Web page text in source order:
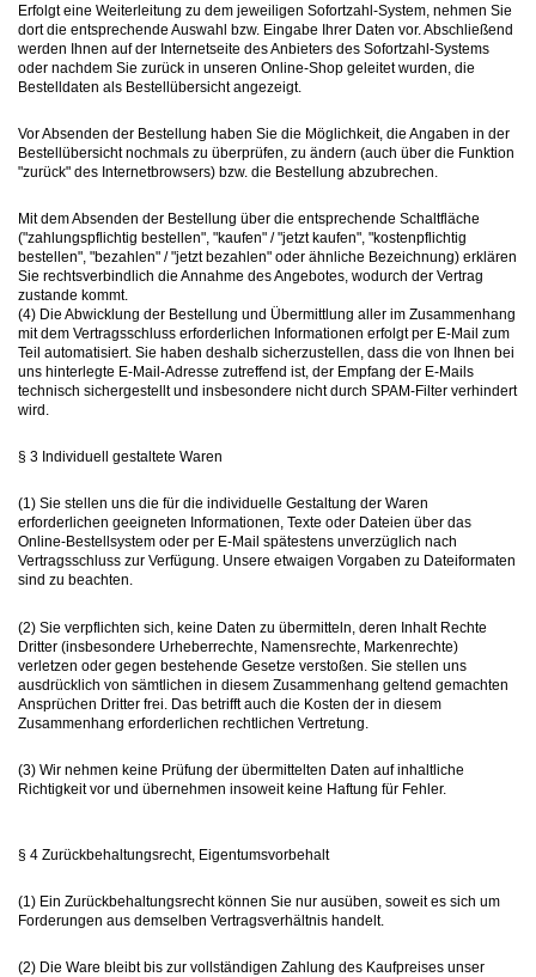
Erfolgt eine Weiterleitung zu dem jeweiligen Sofortzahl-System, nehmen Sie
dort die entsprechende Auswahl bzw. Eingabe Ihrer Daten vor. Abschließend
werden Ihnen auf der Internetseite des Anbieters des Sofortzahl-Systems
oder nachdem Sie zurück in unseren Online-Shop geleitet wurden, die
Bestelldaten als Bestellübersicht angezeigt.
Vor Absenden der Bestellung haben Sie die Möglichkeit, die Angaben in der
Bestellübersicht nochmals zu überprüfen, zu ändern (auch über die Funktion
"zurück" des Internetbrowsers) bzw. die Bestellung abzubrechen.
Mit dem Absenden der Bestellung über die entsprechende Schaltfläche
("zahlungspflichtig bestellen", "kaufen" / "jetzt kaufen", "kostenpflichtig
bestellen", "bezahlen" / "jetzt bezahlen" oder ähnliche Bezeichnung) erklären
Sie rechtsverbindlich die Annahme des Angebotes, wodurch der Vertrag
zustande kommt.
(4) Die Abwicklung der Bestellung und Übermittlung aller im Zusammenhang
mit dem Vertragsschluss erforderlichen Informationen erfolgt per E-Mail zum
Teil automatisiert. Sie haben deshalb sicherzustellen, dass die von Ihnen bei
uns hinterlegte E-Mail-Adresse zutreffend ist, der Empfang der E-Mails
technisch sichergestellt und insbesondere nicht durch SPAM-Filter verhindert
wird.
§ 3 Individuell gestaltete Waren
(1) Sie stellen uns die für die individuelle Gestaltung der Waren
erforderlichen geeigneten Informationen, Texte oder Dateien über das
Online-Bestellsystem oder per E-Mail spätestens unverzüglich nach
Vertragsschluss zur Verfügung. Unsere etwaigen Vorgaben zu Dateiformaten
sind zu beachten.
(2) Sie verpflichten sich, keine Daten zu übermitteln, deren Inhalt Rechte
Dritter (insbesondere Urheberrechte, Namensrechte, Markenrechte)
verletzen oder gegen bestehende Gesetze verstoßen. Sie stellen uns
ausdrücklich von sämtlichen in diesem Zusammenhang geltend gemachten
Ansprüchen Dritter frei. Das betrifft auch die Kosten der in diesem
Zusammenhang erforderlichen rechtlichen Vertretung.
(3) Wir nehmen keine Prüfung der übermittelten Daten auf inhaltliche
Richtigkeit vor und übernehmen insoweit keine Haftung für Fehler.
§ 4 Zurückbehaltungsrecht, Eigentumsvorbehalt
(1) Ein Zurückbehaltungsrecht können Sie nur ausüben, soweit es sich um
Forderungen aus demselben Vertragsverhältnis handelt.
(2) Die Ware bleibt bis zur vollständigen Zahlung des Kaufpreises unser